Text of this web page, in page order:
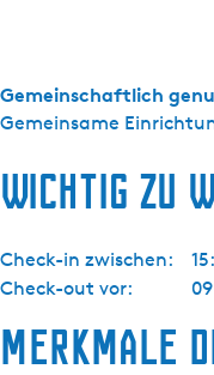
Gemeinsame
Gemeinschaftlich
Wichtig zu
Check-in zwischen:
Check-out vor:
n
Merkmale